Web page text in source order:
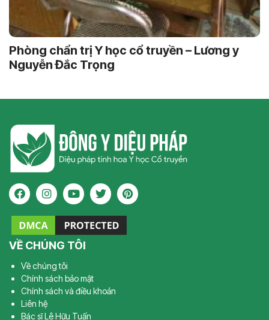
Phòng chẩn trị Y học cổ truyền – Lương y
Nguyễn Đắc Trọng
VỀ CHÚNG TÔI
Về chúng tôi
Chính sách bảo mật
Chính sách và điều khoản
Liên hệ
Bác sĩ Lê Hữu Tuấn